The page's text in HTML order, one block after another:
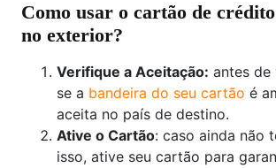
Como usar o cartão de
no exterior?
Verifique a Aceitação: antes de
se a bandeira do seu cartão é
aceita no país de destino.
Ative o Cartão: caso ainda não
isso, ative seu cartão para